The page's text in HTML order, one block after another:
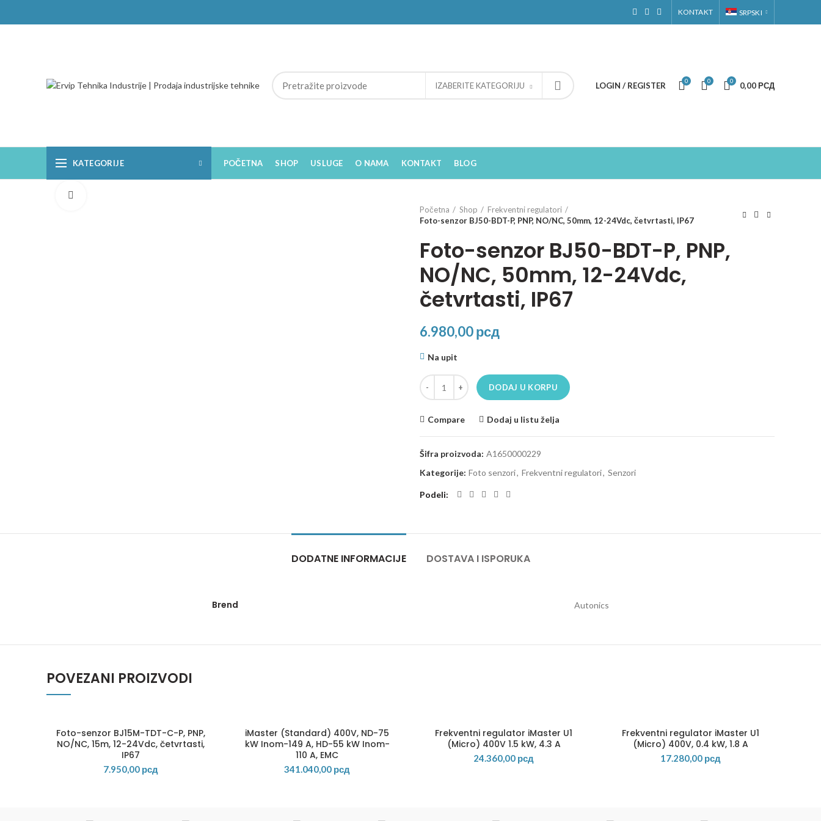
KONTAKT SRPSKI
IZABERITE KATEGORIJU LOGIN / REGISTER 0 0 0 0,00РСД
KATEGORIJE POČETNA SHOP USLUGE O NAMA KONTAKT BLOG
Početna
Shop
Frekventni regulatori
Foto-senzor BJ50-BDT-P, PNP, NO/NC, 50mm, 12-24Vdc, četvrtasti, IP67
Foto-senzor BJ50-BDT-P, PNP,
NO/NC, 50mm, 12-24Vdc,
četvrtasti, IP67
6.980,00рсд
Na upit
Foto-senzor BJ50-BDT-P, PNP, NO/NC, 50mm, 12-24Vdc, četvrtasti, IP67 količina
DODAJ U KORPU
Compare Dodaj u listu želja
Šifra proizvoda: A1650000229
Kategorije: Foto senzori, Frekventni regulatori, Senzori
Podeli
DODATNE INFORMACIJE DOSTAVA I ISPORUKA
Brend Autonics
POVEZANI PROIZVODI
Foto-senzor BJ15M-TDT-C-P, PNP,
NO/NC, 15m, 12-24Vdc, četvrtasti,
IP67
7.950,00 рсд
iMaster (Standard) 400V, ND-75
kW Inom-149 A, HD-55 kW Inom-
110 A, EMC
341.040,00 рсд
Frekventni regulator iMaster U1
(Micro) 400V 1.5 kW, 4.3 A
24.360,00 рсд
Frekventni regulator iMaster U1
(Micro) 400V, 0.4 kW, 1.8 A
17.280,00 рсд